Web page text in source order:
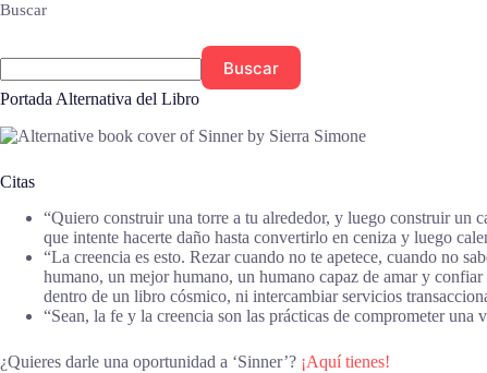
Buscar
Buscar
Portada Alternativa del Libro
Citas
“Quiero construir una torre a tu alrededor, y luego construir un
que intente hacerte daño hasta convertirlo en ceniza y luego
“La creencia es esto. Rezar cuando no te apetece, cuando no
humano, un mejor humano, un humano capaz de amar y
dentro de un libro cósmico, ni intercambiar servicios
“Sean, la fe y la creencia son las prácticas de comprometer
¿Quieres darle una oportunidad a ‘Sinner’? ¡Aquí tienes!